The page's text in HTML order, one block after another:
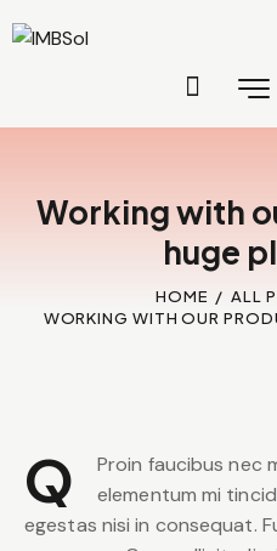
Working with
huge
HOME ALL
WORKING WITH OUR
Q
Proin faucibus nec
elementum mi
egestas nisi in consequat.